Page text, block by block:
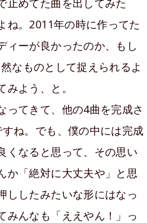
ね。2011年の時に作ってた
ィーが良かったのか、もし
なものとして捉えられるよ
よう、と。
ってきて、他の4曲を完成さ
ね。でも、僕の中には完成
くなると思って、その思い
か「絶対に大丈夫や」と思
ししたみたいな形にはなっ
みんなも「ええやん！」っ